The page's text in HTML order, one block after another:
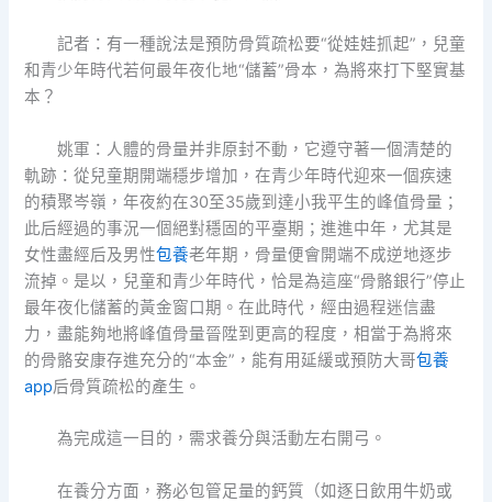
記者：有一種說法是預防骨質疏松要“從娃娃抓起”，兒童
和青少年時代若何最年夜化地“儲蓄”骨本，為將來打下堅實基
本？
姚軍：人體的骨量并非原封不動，它遵守著一個清楚的
軌跡：從兒童期開端穩步增加，在青少年時代迎來一個疾速
的積聚岑嶺，年夜約在30至35歲到達小我平生的峰值骨量；
此后經過的事況一個絕對穩固的平臺期；進進中年，尤其是
女性盡經后及男性包養老年期，骨量便會開端不成逆地逐步
流掉。是以，兒童和青少年時代，恰是為這座“骨骼銀行”停止
最年夜化儲蓄的黃金窗口期。在此時代，經由過程迷信盡
力，盡能夠地將峰值骨量晉陞到更高的程度，相當于為將來
的骨骼安康存進充分的“本金”，能有用延緩或預防大哥包養
app后骨質疏松的產生。
為完成這一目的，需求養分與活動左右開弓。
在養分方面，務必包管足量的鈣質（如逐日飲用牛奶或